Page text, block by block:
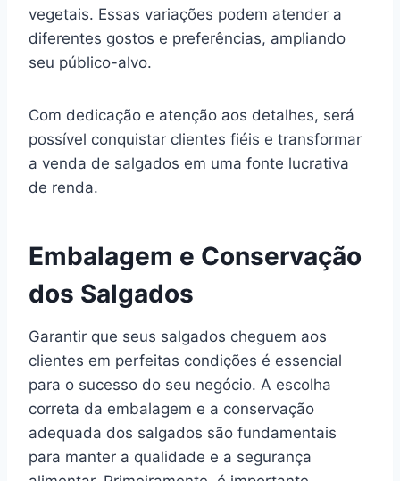
vegetais. Essas variações podem atender a
diferentes gostos e preferências, ampliando
seu público-alvo.
Com dedicação e atenção aos detalhes, será
possível conquistar clientes fiéis e transformar
a venda de salgados em uma fonte lucrativa
de renda.
Embalagem e Conservação
dos Salgados
Garantir que seus salgados cheguem aos
clientes em perfeitas condições é essencial
para o sucesso do seu negócio. A escolha
correta da embalagem e a conservação
adequada dos salgados são fundamentais
para manter a qualidade e a segurança